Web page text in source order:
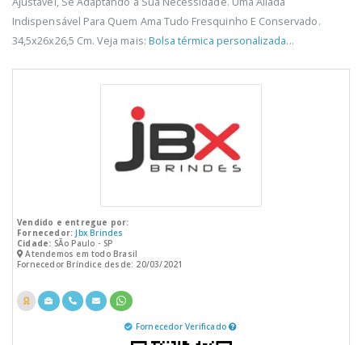
Indispensável Para Quem Ama Tudo Fresquinho E Conservado.
34,5x26x26,5 Cm. Veja mais: Bolsa térmica personalizada...
Vendido e entregue por:
Fornecedor: Jbx Brindes
Cidade: SÃo Paulo - SP
Atendemos em todo Brasil
Fornecedor Bríndice desde: 20/03/2021
Fornecedor Verificado